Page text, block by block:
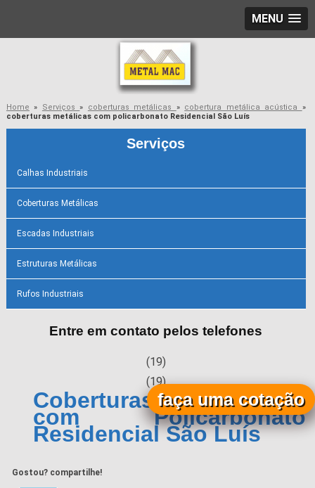
MENU
Home » Serviços» coberturas metálicas » cobertura metálica acústica »
coberturas metálicas com policarbonato Residencial São Luís
Serviços
Calhas Industriais
Coberturas Metálicas
Escadas Industriais
Estruturas Metálicas
Rufos Industriais
Entre em contato pelos telefones
(19)
(19)
Coberturas Metálicas
com Policarbonato
Residencial São Luís
Gostou? compartilhe!
faça uma cotação